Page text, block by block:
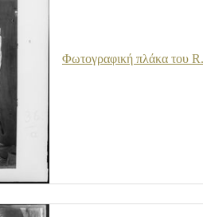
Φωτογραφική πλάκα του R.